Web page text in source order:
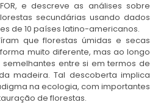
e descreve as análises sobre
secundárias usando dados
de 10 países latino-americanos.
que florestas úmidas e secas
muito diferente, mas ao longo
entre si em termos de
madeira. Tal descoberta implica
na ecologia, com importantes
de florestas.